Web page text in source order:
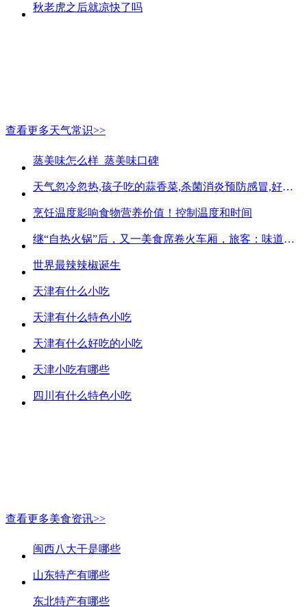
秋老虎之后就凉快了吗
查看更多天气常识>>
蒸美味怎么样_蒸美味口碑
天气忽冷忽热,孩子吃的蒜香菜,杀菌消炎预防感冒,好吃不贵
烹饪温度影响食物营养价值！控制温度和时间
继“自热火锅”后，又一美食席卷火车厢，旅客：味道好吃又方便
世界最辣辣椒诞生
天津有什么小吃
天津有什么特色小吃
天津有什么好吃的小吃
天津小吃有哪些
四川有什么特色小吃
查看更多美食资讯>>
闽西八大干是哪些
山东特产有哪些
东北特产有哪些